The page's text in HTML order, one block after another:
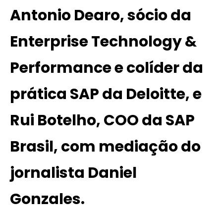
Antonio Dearo, sócio da
Enterprise Technology &
Performance e colíder da
prática SAP da Deloitte, e
Rui Botelho, COO da SAP
Brasil, com mediação do
jornalista Daniel
Gonzales.